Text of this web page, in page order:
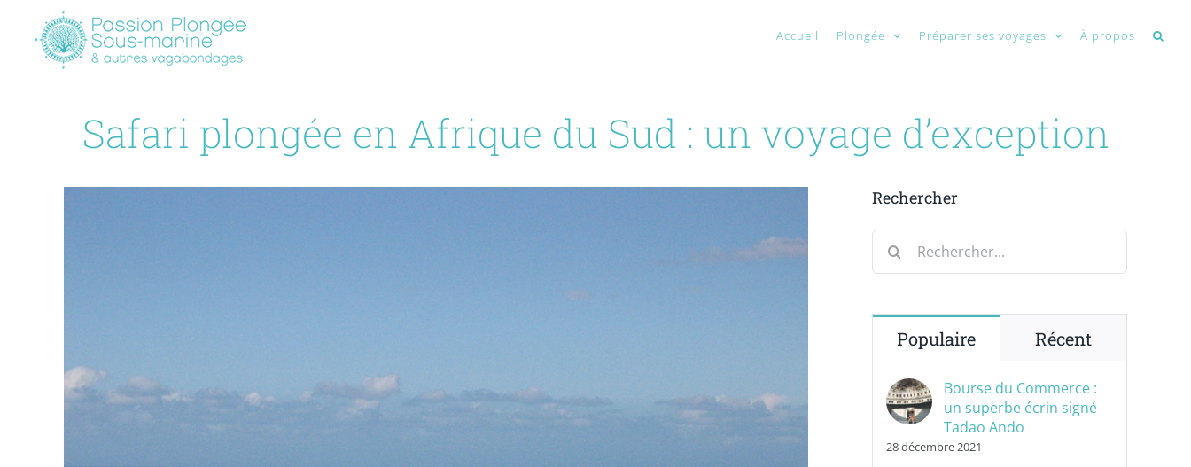
contenu
Accueil Plongée Préparer ses voyages À propos
Safari plongée en Afrique du Sud : un voyage d’exception
Rechercher
Rechercher:
Populaire Récent
Bourse du Commerce :
un superbe écrin signé
Tadao Ando
28 décembre 2021